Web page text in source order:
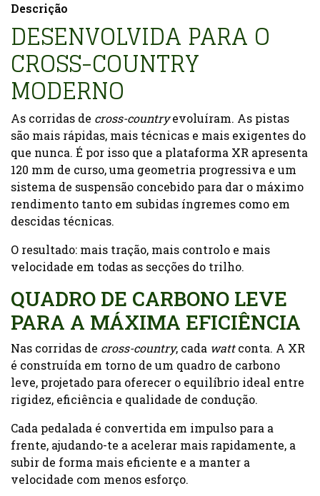
Descrição
DESENVOLVIDA PARA O
CROSS-COUNTRY
MODERNO
As corridas de cross-countryevoluíram. As pistas
são mais rápidas, mais técnicas e mais exigentes do
que nunca. É por isso que a plataforma XR apresenta
120 mm de curso, uma geometria progressiva e um
sistema de suspensão concebido para dar o máximo
rendimento tanto em subidas íngremes como em
descidas técnicas.
O resultado: mais tração, mais controlo e mais
velocidade em todas as secções do trilho.
QUADRO DE CARBONO LEVE
PARA A MÁXIMA EFICIÊNCIA
Nas corridas de cross-country, cada wattconta. A XR
é construída em torno de um quadro de carbono
leve, projetado para oferecer o equilíbrio ideal entre
rigidez, eficiência e qualidade de condução.
Cada pedalada é convertida em impulso para a
frente, ajudando-te a acelerar mais rapidamente, a
subir de forma mais eficiente e a manter a
velocidade com menos esforço.